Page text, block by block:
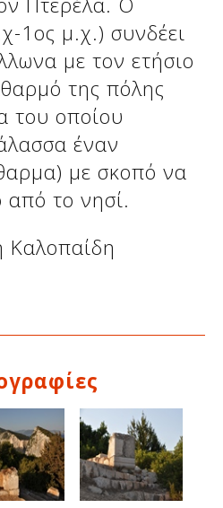
1ος μ.χ.) συνδέει
με τον ετήσιο
της πόλης
του οποίου
έναν
με σκοπό να
από το νησί.
Καλοπαίδη